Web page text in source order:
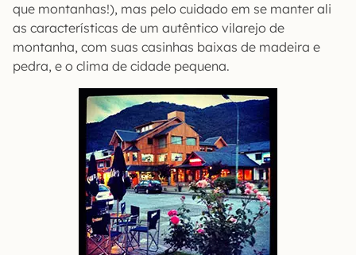
que montanhas!), mas pelo cuidado em se manter ali
as características de um autêntico vilarejo de
montanha, com suas casinhas baixas de madeira e
pedra, e o clima de cidade pequena.